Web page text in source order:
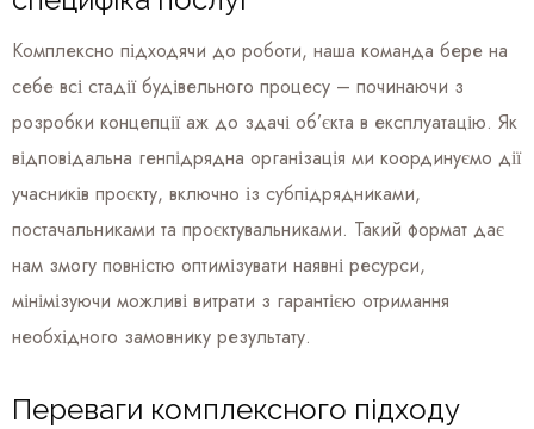
Комплексно підходячи до роботи, наша команда бере на
себе всі стадії будівельного процесу – починаючи з
розробки концепції аж до здачі об’єкта в експлуатацію. Як
відповідальна генпідрядна організація ми координуємо дії
учасників проєкту, включно із субпідрядниками,
постачальниками та проєктувальниками. Такий формат дає
нам змогу повністю оптимізувати наявні ресурси,
мінімізуючи можливі витрати з гарантією отримання
необхідного замовнику результату.
Переваги комплексного підходу